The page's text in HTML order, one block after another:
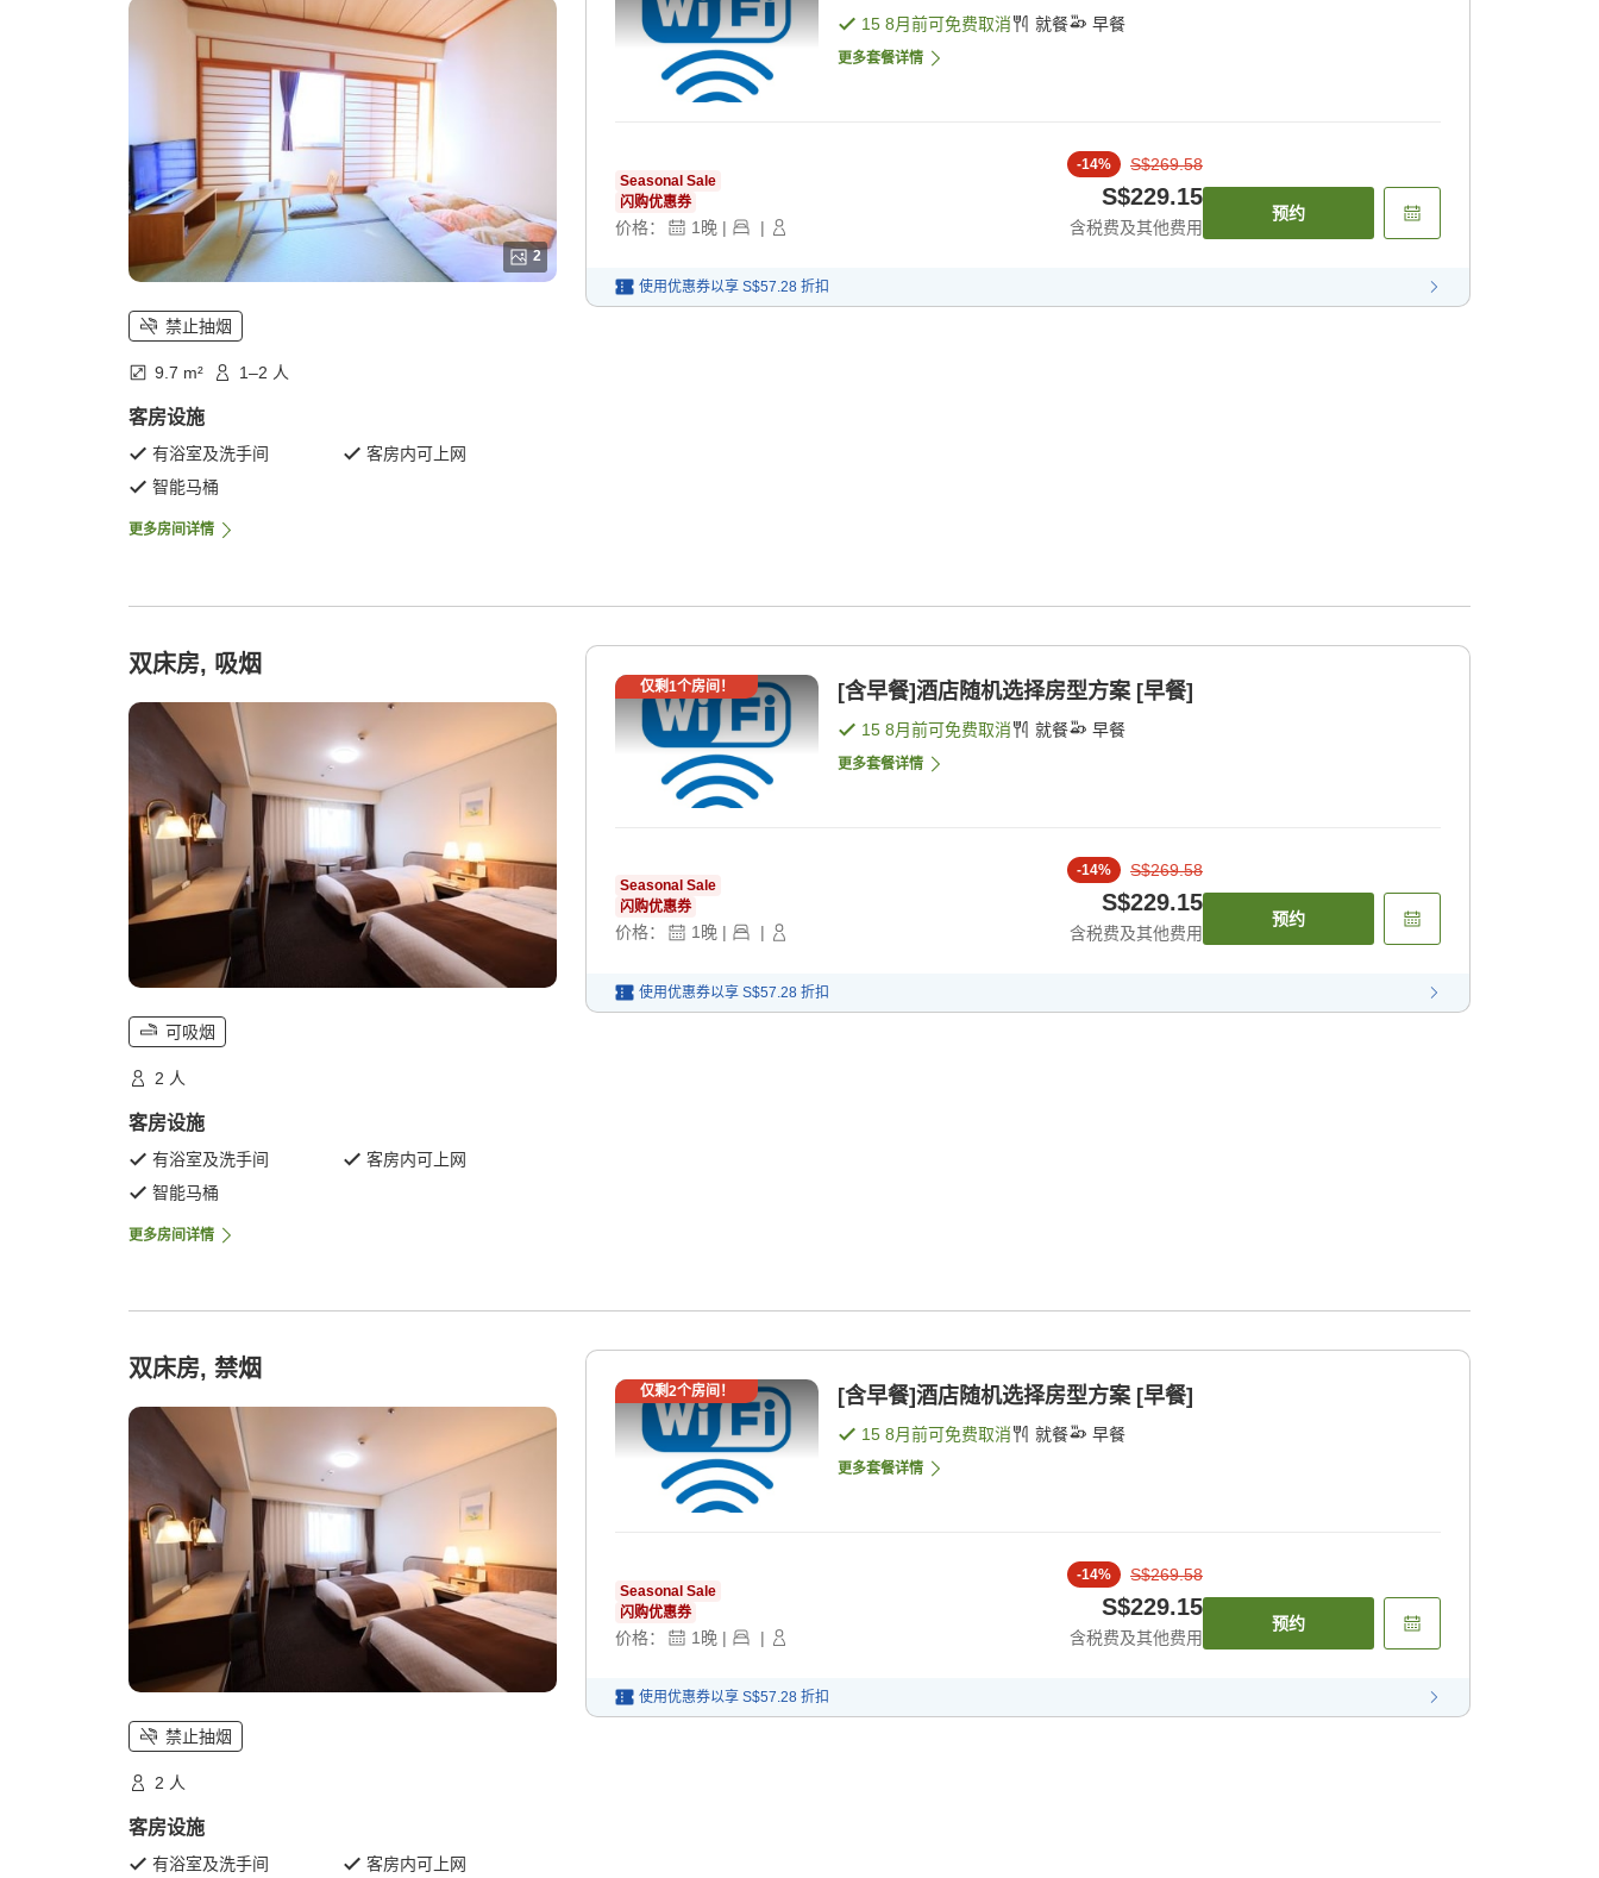
2
禁止抽烟
9.7 m² 1–2 人
客房设施
有浴室及洗手间
客房内可上网
智能马桶
更多房间详情
15 8月前可免费取消 就餐 早餐
更多套餐详情
Seasonal Sale
闪购优惠券
价格： 1晚 | |
-14% S$269.58
S$229.15
含税费及其他费用
预约
使用优惠券以享 S$57.28 折扣
双床房, 吸烟
可吸烟
2 人
客房设施
有浴室及洗手间
客房内可上网
智能马桶
更多房间详情
仅剩1个房间！ [含早餐]酒店随机选择房型方案 [早餐]
15 8月前可免费取消 就餐 早餐
更多套餐详情
Seasonal Sale
闪购优惠券
价格： 1晚 | |
-14% S$269.58
S$229.15
含税费及其他费用
预约
使用优惠券以享 S$57.28 折扣
双床房, 禁烟
禁止抽烟
2 人
客房设施
有浴室及洗手间 客房内可上网
仅剩2个房间！ [含早餐]酒店随机选择房型方案 [早餐]
15 8月前可免费取消 就餐 早餐
更多套餐详情
Seasonal Sale
闪购优惠券
价格： 1 晚 | |
-14% S$269.58
S$229.15
含税费及其他费用
预约
使用优惠券以享 S$57.28 折扣